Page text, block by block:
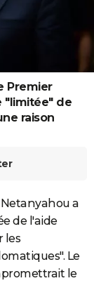
Premier
"limitée" de
raison
a
de l'aide
les
Le
le